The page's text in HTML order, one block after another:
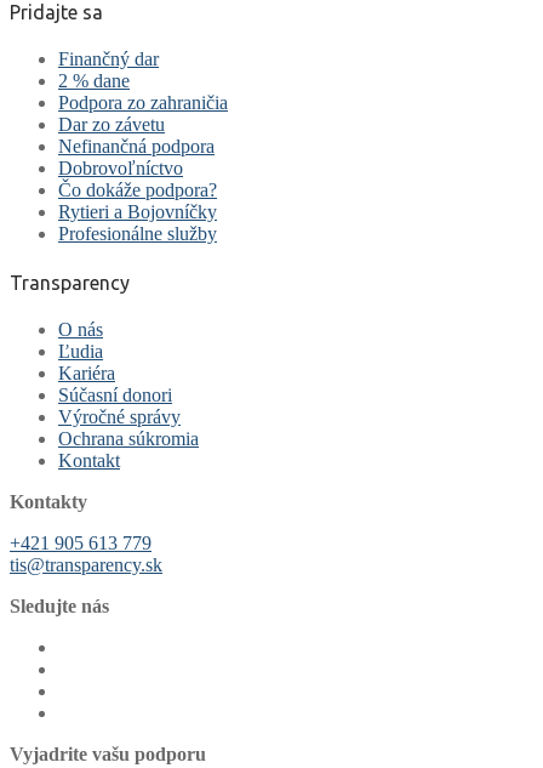
Pridajte sa
Finančný dar
2 % dane
Podpora zo zahraničia
Dar zo závetu
Nefinančná podpora
Dobrovoľníctvo
Čo dokáže podpora?
Rytieri a Bojovníčky
Profesionálne služby
Transparency
O nás
Ľudia
Kariéra
Súčasní donori
Výročné správy
Ochrana súkromia
Kontakt
Kontakty
+421 905 613 779
tis@transparency.sk
Sledujte nás
Vyjadrite vašu podporu